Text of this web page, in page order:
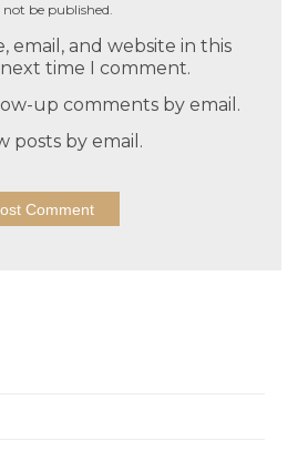
not be published.
email, and website in this
time I comment.
up comments by email.
posts by email.